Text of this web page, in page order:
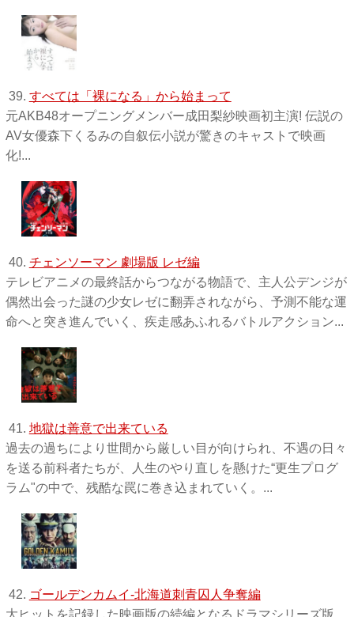
39. すべては「裸になる」から始まって
元AKB48オープニングメンバー成田梨紗映画初主演! 伝説の
AV女優森下くるみの自叙伝小説が驚きのキャストで映画
化!...
40. チェンソーマン 劇場版 レゼ編
テレビアニメの最終話からつながる物語で、主人公デンジが
偶然出会った謎の少女レゼに翻弄されながら、予測不能な運
命へと突き進んでいく、疾走感あふれるバトルアクション...
41. 地獄は善意で出来ている
過去の過ちにより世間から厳しい目が向けられ、不遇の日々
を送る前科者たちが、人生のやり直しを懸けた“更生プログ
ラム"の中で、残酷な罠に巻き込まれていく。...
42. ゴールデンカムイ-北海道刺青囚人争奪編
大ヒットを記録した映画版の続編となるドラマシリーズ版